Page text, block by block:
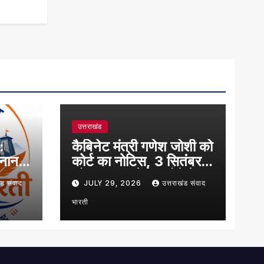
संवाद
उत्तराखंड
कैबिनेट मंत्री गणेश जोशी को
कोर्ट का नोटिस, 3 सितंबर
को न्यायालय में पेश होने के
निर्देश
JULY 29, 2026 उत्तराखंड संवाद
भारती